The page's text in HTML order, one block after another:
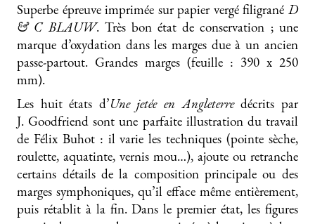
Superbe épreuve imprimée sur papier vergé filigrané D
& C BLAUW. Très bon état de conservation ; une
marque d’oxydation dans les marges due à un ancien
passe-partout. Grandes marges (feuille : 390 x 250
mm).
Les huit états d’Une jetée en Angleterredécrits par
J. Goodfriend sont une parfaite illustration du travail
de Félix Buhot : il varie les techniques (pointe sèche,
roulette, aquatinte, vernis mou…), ajoute ou retranche
certains détails de la composition principale ou des
marges symphoniques, qu’il efface même entièrement,
puis rétablit à la fin. Dans le premier état, les figures